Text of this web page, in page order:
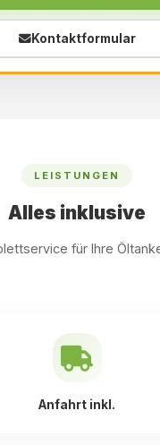
Kontaktformular
LEISTUNGEN
Alles inklusive
für Ihre
Anfahrt inkl.